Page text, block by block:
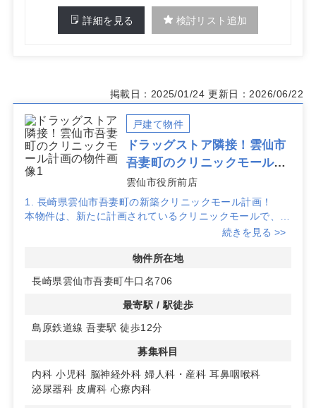
詳細を見る 検討リスト追加
掲載日：2025/01/24 更新日：2026/06/22
戸建て物件
ドラッグストア隣接！雲仙市
吾妻町のクリニックモール計
画
雲仙市役所前店
1. 長崎県雲仙市吾妻町の新築クリニックモール計画！
本物件は、新たに計画されているクリニックモールで、地
域の医療拠点として期待されています。新築のため、最新
隣接するドラッグストアが営業予定で、開業当初からの早
期認知向上が期待できます。生活動線上に位置しているた
お客様用駐車場は95台以上（ドラッグストア・調剤薬局
区画分を含む）を完備予定。島原鉄道線「吾妻駅」から徒
続きを見る >>
物件所在地
長崎県雲仙市吾妻町牛口名706
最寄駅 / 駅徒歩
島原鉄道線 吾妻駅 徒歩12分
募集科目
内科 小児科 脳神経外科 婦人科・産科 耳鼻咽喉科
泌尿器科 皮膚科 心療内科